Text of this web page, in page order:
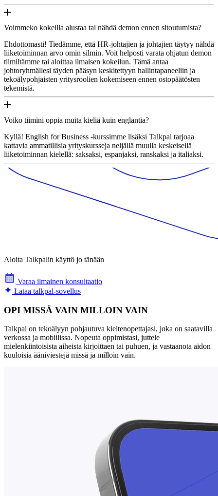
Voimmeko kokeilla alustaa tai nähdä demon ennen sitoutumista?
Ehdottomasti! Tiedämme, että HR-johtajien ja johtajien täytyy nähdä
liiketoiminnan arvo omin silmin. Voit helposti varata ohjatun demon
tiimiltämme tai aloittaa ilmaisen kokeilun. Tämä antaa
johtoryhmällesi täyden pääsyn keskitettyyn hallintapaneeliin ja
tekoälypohjaisten yritysroolien kokemiseen ennen ostopäätösten
tekemistä.
Voiko tiimini oppia muita kieliä kuin englantia?
Kyllä! English for Business -kurssimme lisäksi Talkpal tarjoaa
kattavia ammatillisia yrityskursseja neljällä muulla keskeisellä
liiketoiminnan kielellä: saksaksi, espanjaksi, ranskaksi ja italiaksi.
Aloita Talkpalin käyttö jo tänään
Varaa ilmainen konsultaatio
Lataa talkpal-sovellus
OPI MISSÄ VAIN MILLOIN VAIN
Talkpal on tekoälyyn pohjautuva kieltenopettajasi, joka on saatavilla
verkossa ja mobiilissa. Nopeuta oppimistasi, juttele
mielenkiintoisista aiheista kirjoittaen tai puhuen, ja vastaanota aidon
kuuloisia ääniviestejä missä ja milloin vain.